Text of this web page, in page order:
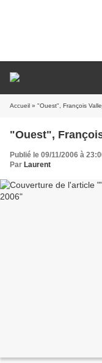
Accueil » "Ouest", François
"Ouest",
Publié le 09/11/2006 à
Par Laurent